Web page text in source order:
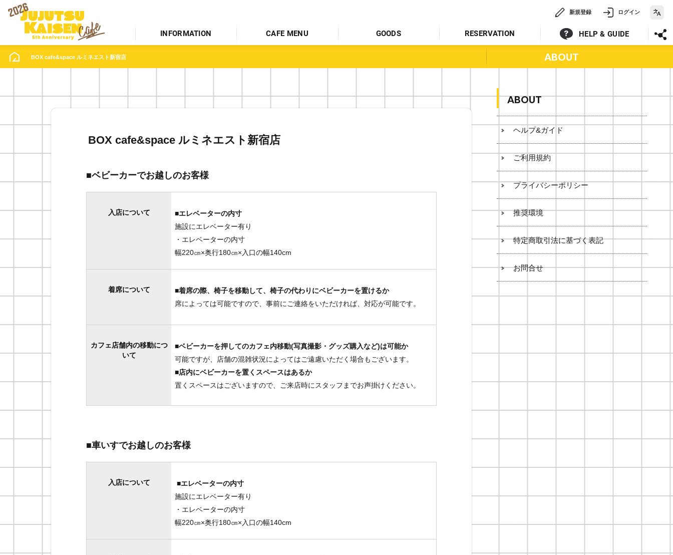
新規登録 ログイン
INFORMATION CAFE MENU GOODS RESERVATION HELP & GUIDE
BOX cafe&space ルミネエスト新宿店 ABOUT
BOX cafe&space ルミネエスト新宿店
■ベビーカーでお越しのお客様
入店について
■エレベーターの内寸
施設にエレベーター有り
・エレベーターの内寸
幅220㎝×奥行180㎝×入口の幅140cm
着席について ■着席の際、椅子を移動して、椅子の代わりにベビーカーを置けるか
席によっては可能ですので、事前にご連絡をいただければ、対応が可能です。
カフェ店舗内の移動につ
いて
■ベビーカーを押してのカフェ内移動(写真撮影・グッズ購入など)は可能か
可能ですが、店舗の混雑状況によってはご遠慮いただく場合もございます。
■店内にベビーカーを置くスペースはあるか
置くスペースはございますので、ご来店時にスタッフまでお声掛けください。
■車いすでお越しのお客様
入店について
■エレベーターの内寸
施設にエレベーター有り
・エレベーターの内寸
幅220㎝×奥行180㎝×入口の幅140cm
ABOUT
ヘルプ&ガイド
ご利用規約
プライバシーポリシー
推奨環境
特定商取引法に基づく表記
お問合せ